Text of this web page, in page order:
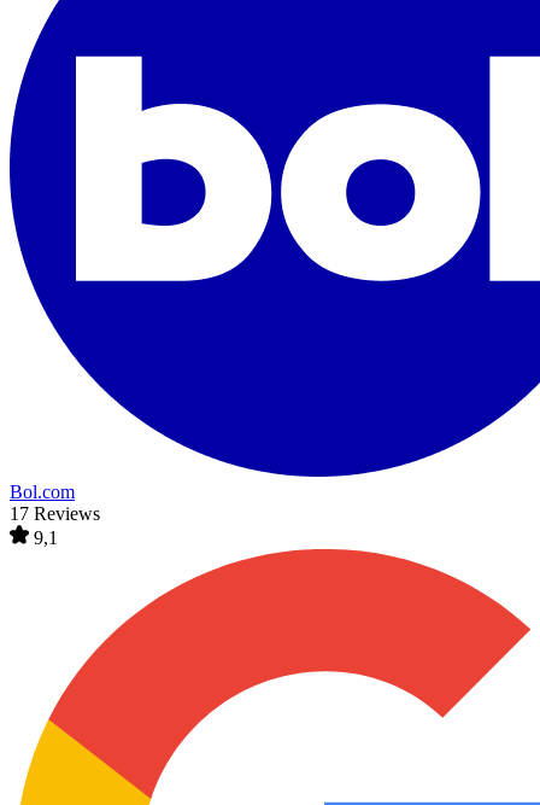
Bol.com
17 Reviews
9,1